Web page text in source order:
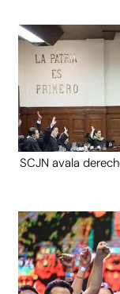
SCJN avala